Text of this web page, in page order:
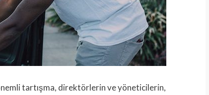
tartışma, direktörlerin ve yöneticilerin,